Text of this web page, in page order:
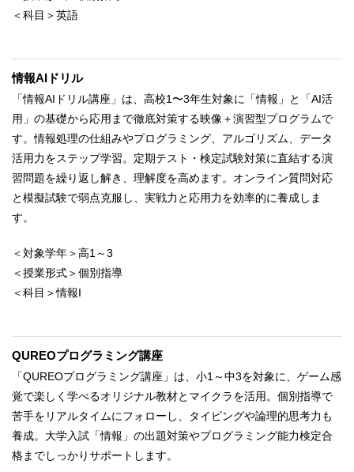
＜科目＞英語
情報AIドリル
「情報AIドリル講座」は、高校1〜3年生対象に「情報」と「AI活
用」の基礎から応用まで徹底対策する映像＋演習型プログラムで
す。情報処理の仕組みやプログラミング、アルゴリズム、データ
活用力をステップ学習。定期テスト・検定試験対策に直結する演
習問題を繰り返し解き、理解度を高めます。オンライン質問対応
と模擬試験で弱点克服し、実戦力と応用力を効率的に養成しま
す。
＜対象学年＞高1～3
＜授業形式＞個別指導
＜科目＞情報I
QUREOプログラミング講座
「QUREOプログラミング講座」は、小1～中3を対象に、ゲーム感
覚で楽しく学べるオリジナル教材とマイクラを活用。個別指導で
苦手をリアルタイムにフォローし、タイピングや論理的思考力も
養成。大学入試「情報」の出題対策やプログラミング能力検定合
格までしっかりサポートします。